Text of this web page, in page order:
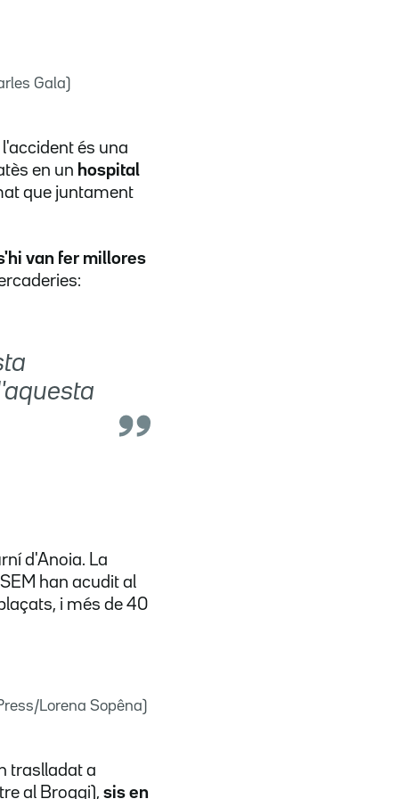
Gala)
és una
en un hospital
que juntament
van fer millores
d'Anoia. La
han acudit al
i més de 40
Lorena Sopêna)
traslladat a
al Broggi), sis en